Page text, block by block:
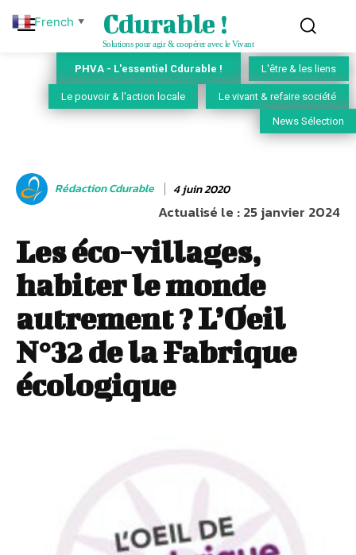
Cdurable !
Solutions pour agir & coopérer avec le Vivant
PHVA - L'essentiel Cdurable ! L'être & les liens
Le pouvoir & l'action locale Le vivant & refaire société
News Sélection
Rédaction Cdurable 4 juin 2020
Actualisé le :25 janvier 2024
Les éco-villages,
habiter le monde
autrement ? L’Oeil
N°32 de la Fabrique
écologique
French ▼